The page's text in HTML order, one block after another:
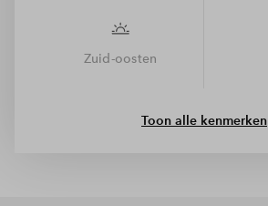
Zuid-oosten
Toon alle kenmerken